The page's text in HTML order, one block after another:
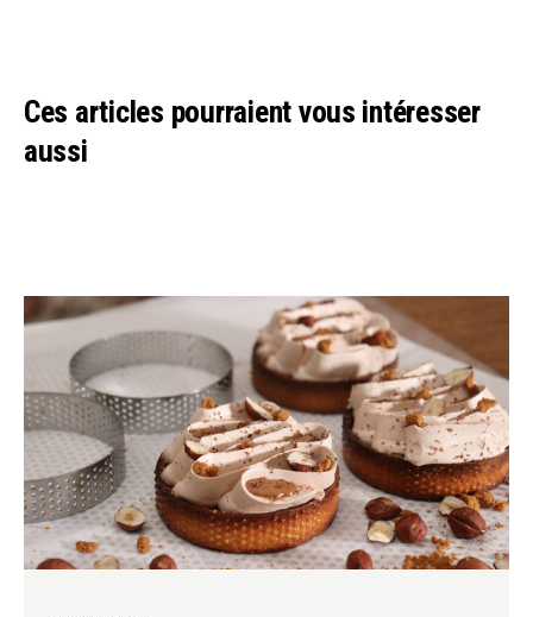
Ces articles pourraient vous intéresser
aussi